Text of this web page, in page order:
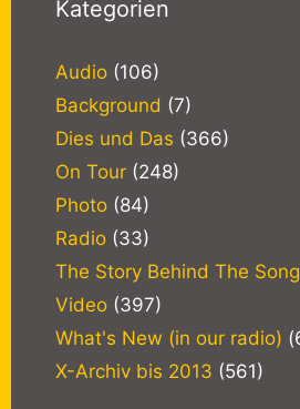
Kategorien
Audio (106)
Background (7)
Dies und Das (366)
On Tour (248)
Photo (84)
Radio (33)
The Story Behind The Song
Video (397)
What's New (in our radio)
X-Archiv bis 2013 (561)